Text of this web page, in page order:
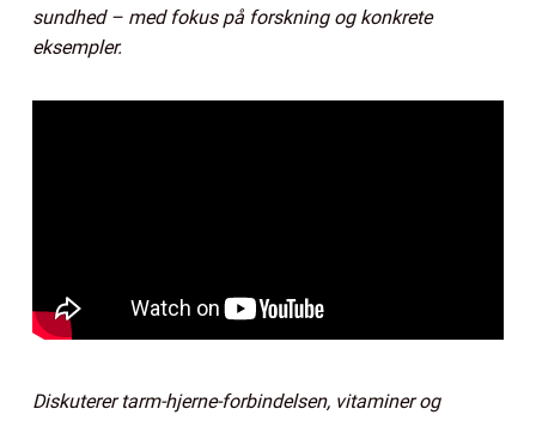
sundhed – med fokus på forskning og konkrete
eksempler.
Diskuterer tarm-hjerne-forbindelsen, vitaminer og